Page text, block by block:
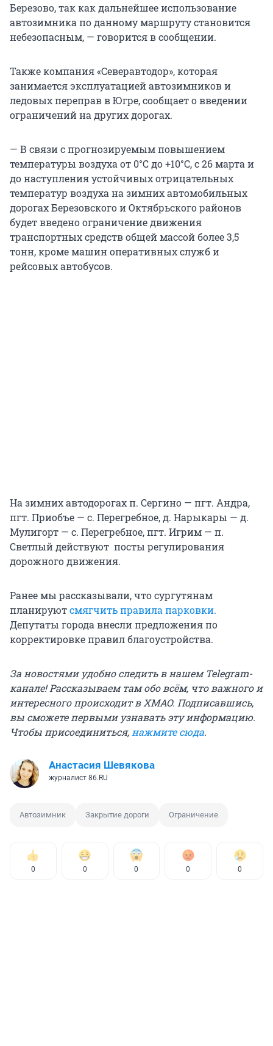
Березово, так как дальнейшее использование
автозимника по данному маршруту становится
небезопасным, — говорится в сообщении.
Также компания «Северавтодор», которая
занимается эксплуатацией автозимников и
ледовых переправ в Югре, сообщает о введении
ограничений на других дорогах.
— В связи с прогнозируемым повышением
температуры воздуха от 0°С до +10°С, с 26 марта и
до наступления устойчивых отрицательных
температур воздуха на зимних автомобильных
дорогах Березовского и Октябрьского районов
будет введено ограничение движения
транспортных средств общей массой более 3,5
тонн, кроме машин оперативных служб и
рейсовых автобусов.
На зимних автодорогах п. Сергино — пгт. Андра,
пгт. Приобъе — с. Перегребное, д. Нарыкары — д.
Мулигорт — с. Перегребное, пгт. Игрим — п.
Светлый действуют посты регулирования
дорожного движения.
Ранее мы рассказывали, что сургутянам
планируютсмягчить правила парковки.
Депутаты города внесли предложения по
корректировке правил благоустройства.
За новостями удобно следить в нашем Telegram-
канале! Рассказываем там обо всём, что важного и
интересного происходит в ХМАО. Подписавшись,
вы сможете первыми узнавать эту информацию.
Чтобы присоединиться, нажмите сюда.
Анастасия Шевякова
журналист 86.RU
Автозимник Закрытие дороги Ограничение
0 0 0 0 0